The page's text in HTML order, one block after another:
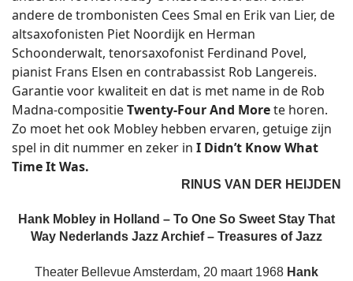
andere de trombonisten Cees Smal en Erik van Lier, de
altsaxofonisten Piet Noordijk en Herman
Schoonderwalt, tenorsaxofonist Ferdinand Povel,
pianist Frans Elsen en contrabassist Rob Langereis.
Garantie voor kwaliteit en dat is met name in de Rob
Madna-compositieTwenty-Four And Morete horen.
Zo moet het ook Mobley hebben ervaren, getuige zijn
spel in dit nummer en zeker in I Didn’t Know What
Time It Was.
RINUS VAN DER HEIJDEN
Hank Mobley in Holland – To One So Sweet Stay That
Way Nederlands Jazz Archief – Treasures of Jazz
Theater Bellevue Amsterdam, 20 maart 1968 Hank